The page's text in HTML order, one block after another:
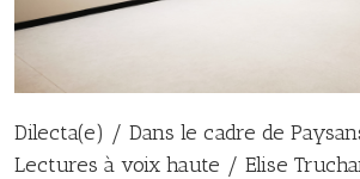
Dilecta(e) / Dans le cadre de
Lectures à voix haute / Elise